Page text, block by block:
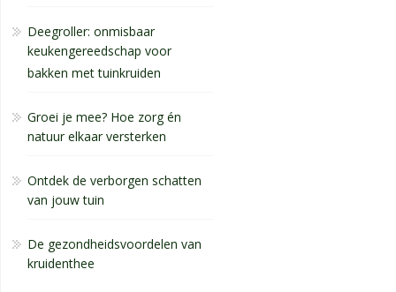
Deegroller: onmisbaar
keukengereedschap voor
bakken met tuinkruiden
Groei je mee? Hoe zorg én
natuur elkaar versterken
Ontdek de verborgen schatten
van jouw tuin
De gezondheidsvoordelen van
kruidenthee